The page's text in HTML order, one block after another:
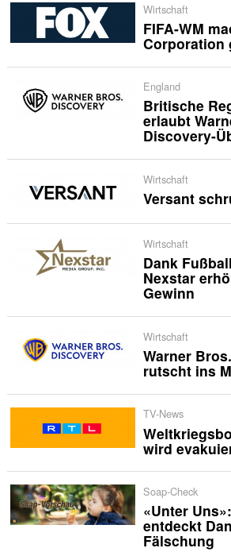
Wirtschaft
FIFA-WM
Corporation
England
Britische
erlaubt
Discovery-
Wirtschaft
Versant
Wirtschaft
Dank
Nexstar
Gewinn
Wirtschaft
Warner
rutscht ins
TV-News
wird
Soap-Check
«Unter
entdeckt
Fälschung